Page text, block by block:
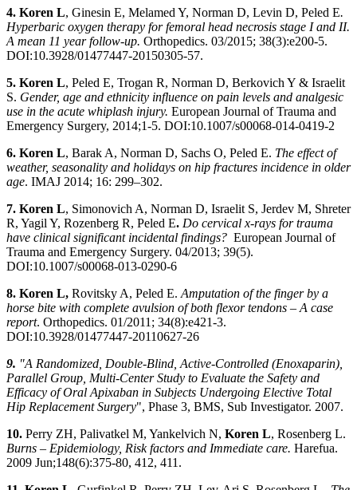
4. Koren L, Ginesin E, Melamed Y, Norman D, Levin D, Peled E.
Hyperbaric oxygen therapy for femoral head necrosis stage I and II.
A mean 11 year follow-up. Orthopedics. 03/2015; 38(3):e200-5.
DOI:10.3928/01477447-20150305-57.
5. Koren L, Peled E, Trogan R, Norman D, Berkovich Y & Israelit
S. Gender, age and ethnicity influence on pain levels and analgesic
use in the acute whiplash injury. European Journal of Trauma and
Emergency Surgery, 2014;1-5. DOI:10.1007/s00068-014-0419-2
6. Koren L, Barak A, Norman D, Sachs O, Peled E. The effect of
weather, seasonality and holidays on hip fractures incidence in older
age. IMAJ 2014; 16: 299–302.
7. Koren L, Simonovich A, Norman D, Israelit S, Jerdev M, Shreter
R, Yagil Y, Rozenberg R, Peled E. Do cervical x-rays for trauma
have clinical significant incidental findings? European Journal of
Trauma and Emergency Surgery. 04/2013; 39(5).
DOI:10.1007/s00068-013-0290-6
8. Koren L, Rovitsky A, Peled E.Amputation of the finger by a
horse bite with complete avulsion of both flexor tendons – A case
report. Orthopedics. 01/2011; 34(8):e421-3.
DOI:10.3928/01477447-20110627-26
9. "A Randomized, Double-Blind, Active-Controlled (Enoxaparin),
Parallel Group, Multi-Center Study to Evaluate the Safety and
Efficacy of Oral Apixaban in Subjects Undergoing Elective Total
Hip Replacement Surgery", Phase 3, BMS, Sub Investigator. 2007.
10. Perry ZH, Palivatkel M, Yankelvich N, Koren L, Rosenberg L.
Burns – Epidemiology, Risk factors and Immediate care. Harefua.
2009 Jun;148(6):375-80, 412, 411.